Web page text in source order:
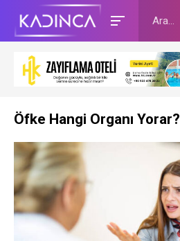
Öfke Hangi Organı Yorar?